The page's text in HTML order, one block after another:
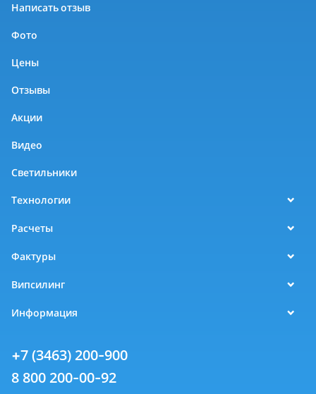
Написать отзыв
Фото
Цены
Отзывы
Акции
Видео
Светильники
Технологии
Расчеты
Фактуры
Випсилинг
Информация
+7 (3463) 200-900
8 800 200-00-92